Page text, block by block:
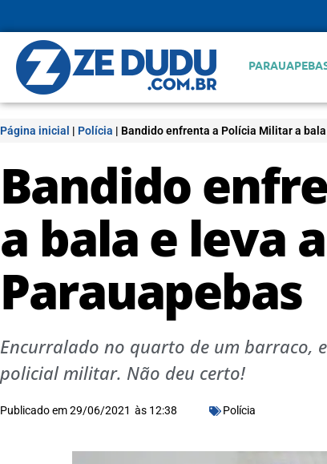
Página inicial | Polícia | Bandido enfrenta a Polícia Militar a
Bandido
a bala e leva
Parauapebas
Encurralado no quarto de um
policial militar. Não deu certo!
Publicado em29/06/2021 às 12:38 Polícia